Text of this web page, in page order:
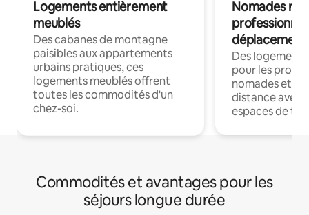
Logements entièrement
meublés
Des cabanes de montagne
paisibles aux appartements
urbains pratiques, ces
logements meublés offrent
toutes les commodités d'un
chez-soi.
Nomades
déplacement
Des
pour les
nomades et
distance avec
espaces de
Commodités et avantages pour les
séjours longue durée